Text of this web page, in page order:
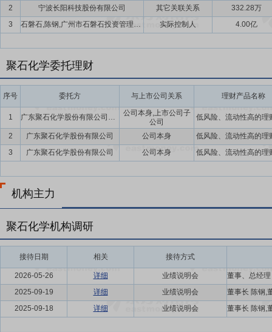
2 宁波长阳科技股份有限公司 其它关联关系
332.28万
3
石磐石,陈钢,广州市石磐石投资管理有限公司,广州市本源控股有限公司 实际控制人 4.00亿
聚石化学委托理财
序号 委托方 与上市公司关系 理财产品名称
1 广东聚石化学股份有限公司及子公司
公司本身,上市公司子
公司
低风险、流动性高的理
2 广东聚石化学股份有限公司 公司本身
低风险、流动性高的理
3
广东聚石化学股份有限公司 公司本身 低风险、流动性高的理
机构主力
聚石化学机构调研
接待日期 相关 接待方式
2026-05-26 详细
业绩说明会
2025-09-19
详细
业绩说明会
2025-09-18
详细 业绩说明会